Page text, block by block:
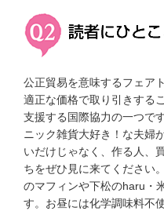
公正貿易を意味するフェア
適正な価格で取り引きする
支援する国際協力の一つで
ニック雑貨大好き！な夫婦
いだけじゃなく、作る人、
ちをぜひ見に来てください
のマフィンや下松のharu・
す。お昼には化学調味料不